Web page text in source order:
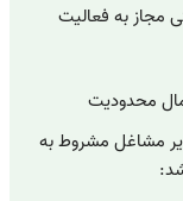
مجاز به فعالیت
محدودیت
مشاغل مشروط به